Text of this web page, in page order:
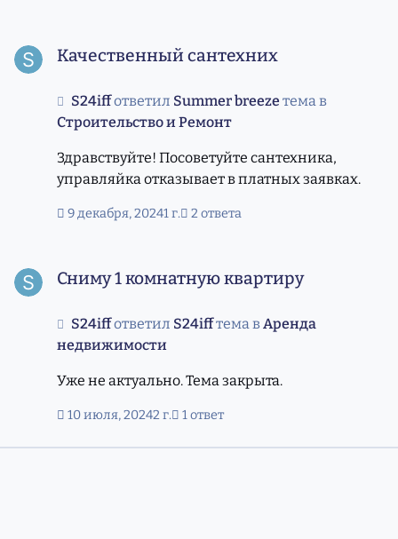
Качественный сантехних
S24iffответил Summer breeze тема в
Строительство и Ремонт
Здравствуйте! Посоветуйте сантехника,
управляйка отказывает в платных заявках.
9 декабря, 20241 г. 2 ответа
Сниму 1 комнатную квартиру
S24iffответил S24iffтема в Аренда
недвижимости
Уже не актуально. Тема закрыта.
10 июля, 20242 г. 1 ответ